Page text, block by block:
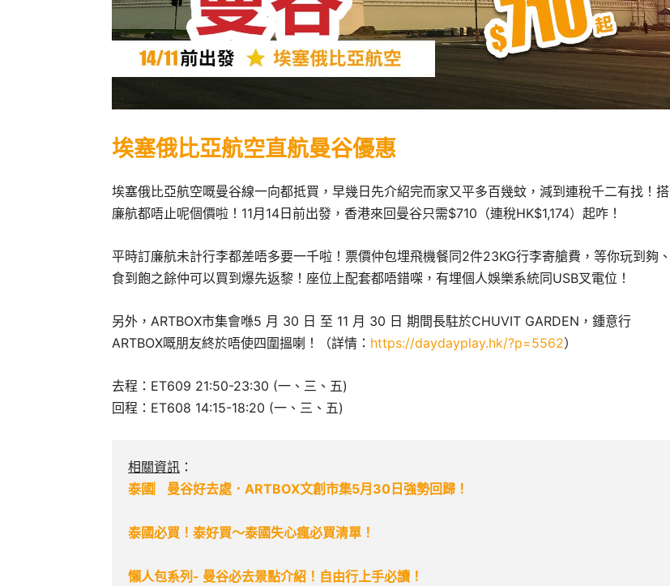
埃塞俄比亞航空直航曼谷優惠
埃塞俄比亞航空嘅曼谷線一向都抵買，早幾日先介紹完而家又平多百幾蚊，減到連稅千二有找！搭
廉航都唔止呢個價啦！11月14日前出發，香港來回曼谷只需$710（連稅HK$1,174）起咋！
平時訂廉航未計行李都差唔多要一千啦！票價仲包埋飛機餐同2件23KG行李寄艙費，等你玩到夠、
食到飽之餘仲可以買到爆先返黎！座位上配套都唔錯㗎，有埋個人娛樂系統同USB叉電位！
另外，ARTBOX市集會喺5 月 30 日 至 11 月 30 日 期間長駐於CHUVIT GARDEN，鍾意行
ARTBOX嘅朋友終於唔使四圍搵喇！（詳情： https://daydayplay.hk/?p=5562）
去程：ET609 21:50-23:30 (一、三、五)
回程：ET608 14:15-18:20 (一、三、五)
相關資訊 ：
泰國︳曼谷好去處．ARTBOX文創市集5月30日強勢回歸！
泰國必買！泰好買～泰國失心瘋必買清單！
懶人包系列- 曼谷必去景點介紹！自由行上手必讀！